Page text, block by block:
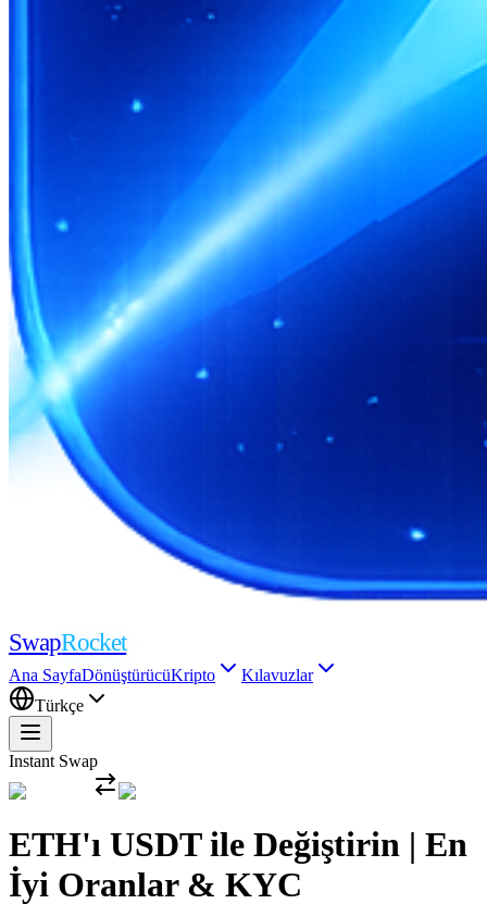
SwapRocket
Ana SayfaDönüştürücüKripto
Kılavuzlar
Türkçe
Instant Swap
ETH'ı USDT ile Değiştirin | En
İyi Oranlar & KYC